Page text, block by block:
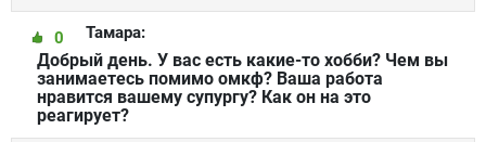
Тамара:
0
Добрый день. У вас есть какие-то хобби? Чем вы
занимаетесь помимо омкф? Ваша работа
нравится вашему супургу? Как он на это
реагирует?